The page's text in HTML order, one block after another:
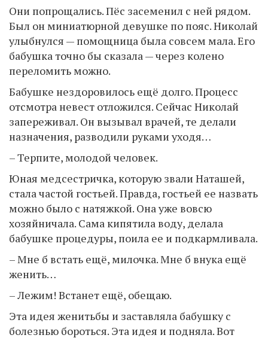
Они попрощались. Пёс засеменил с ней рядом.
Был он миниатюрной девушке по пояс. Николай
улыбнулся — помощница была совсем мала. Его
бабушка точно бы сказала — через колено
переломить можно.
Бабушке нездоровилось ещё долго. Процесс
отсмотра невест отложился. Сейчас Николай
запереживал. Он вызывал врачей, те делали
назначения, разводили руками уходя…
– Терпите, молодой человек.
Юная медсестричка, которую звали Наташей,
стала частой гостьей. Правда, гостьей ее назвать
можно было с натяжкой. Она уже вовсю
хозяйничала. Сама кипятила воду, делала
бабушке процедуры, поила ее и подкармливала.
– Мне б встать ещё, милочка. Мне б внука ещё
женить…
– Лежим! Встанет ещё, обещаю.
Эта идея женитьбы и заставляла бабушку с
болезнью бороться. Эта идея и подняла. Вот